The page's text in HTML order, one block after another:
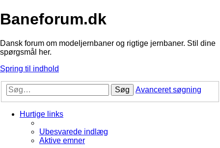
Baneforum.dk
Dansk forum om modeljernbaner og rigtige jernbaner. Stil dine
spørgsmål her.
Spring til indhold
Søg Avanceret søgning
Hurtige links
Ubesvarede indlæg
Aktive emner